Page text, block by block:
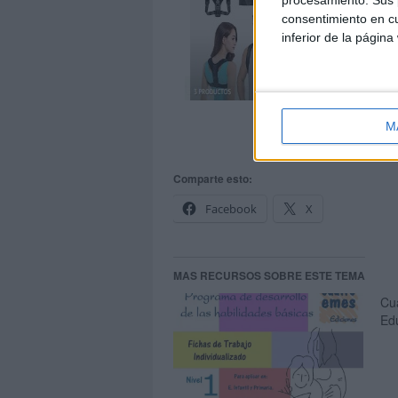
consentimiento en
inferior de la página
Comparte esto:
Facebook
X
MAS RECURSOS SOBRE ESTE TEMA